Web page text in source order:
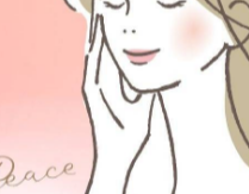
フェムケアナレ
2026/06/28
フェムケアやフェムケ